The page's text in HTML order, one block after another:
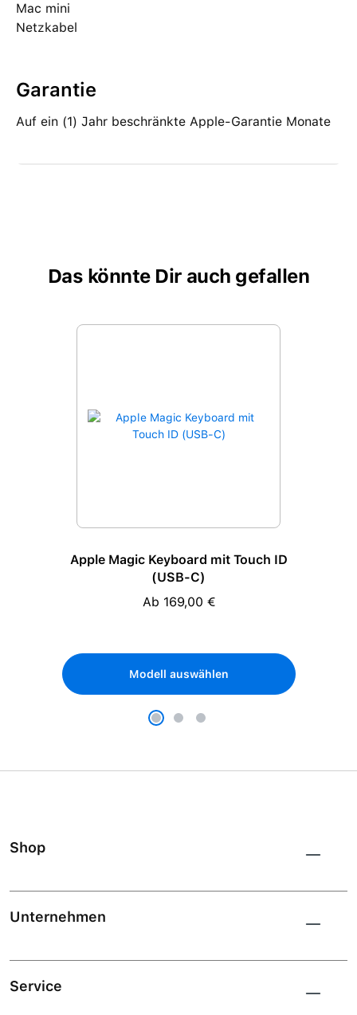
Mac mini
Netzkabel
Garantie
Auf ein (1) Jahr beschränkte Apple-Garantie Monate
Das könnte Dir auch gefallen
Produktgalerie überspringen
Apple Magic Keyboard mit Touch ID
(USB-C)
Regulärer Preis:
Ab 169,00 €
Modell auswählen
Shop
Unternehmen
Service